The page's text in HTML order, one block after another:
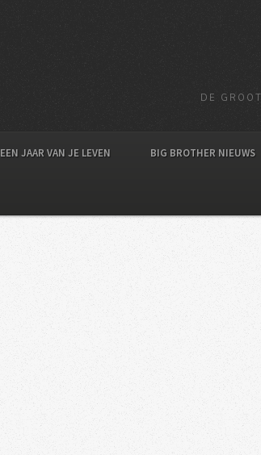
DE
EEN JAAR VAN JE LEVEN BIG BROTHER NIEUWS